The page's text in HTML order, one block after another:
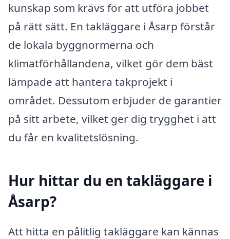
kunskap som krävs för att utföra jobbet
på rätt sätt. En takläggare i Åsarp förstår
de lokala byggnormerna och
klimatförhållandena, vilket gör dem bäst
lämpade att hantera takprojekt i
området. Dessutom erbjuder de garantier
på sitt arbete, vilket ger dig trygghet i att
du får en kvalitetslösning.
Hur hittar du en takläggare i
Åsarp?
Att hitta en pålitlig takläggare kan kännas